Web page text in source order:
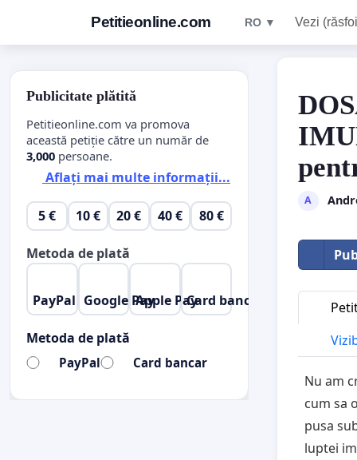
Petitieonline.com RO ▼ Vezi
A
Nu am
cum sa
pusa
luptei
Publicitate plătită
Petitieonline.com va promova
această petiție către un număr de
3,000 persoane.
Aflați mai multe informații...
5 € 10 € 20 € 40 € 80 €
Metoda de plată
PayPal Google PayApple PayCard bancar
Metoda de plată
PayPal Card bancar